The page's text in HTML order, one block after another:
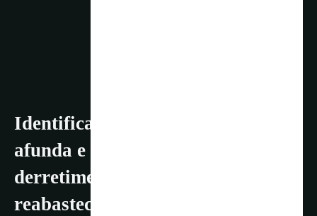
Identificados os locais onde o gelo
afunda e sobe devido ao
derretimento da água que
reabastece os lagos subglaciais